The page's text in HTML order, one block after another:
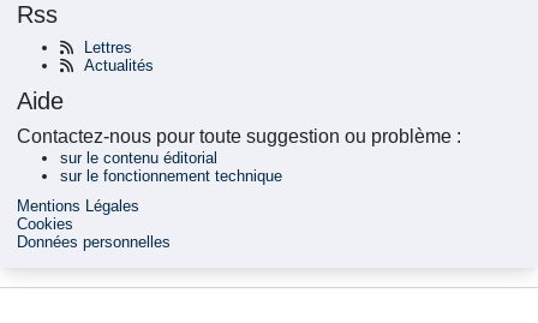
Rss
Lettres
Actualités
Aide
Contactez-nous pour toute suggestion ou problème :
sur le contenu éditorial
sur le fonctionnement technique
Mentions Légales
Cookies
Données personnelles